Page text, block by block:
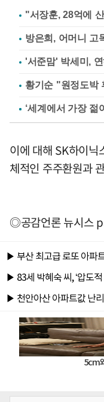
"서장훈, 28억에
방은희, 어머니 고
'서준맘' 박세미,
황기순 "원정도박
이에 대해 SK하이
체적인 주주환원과
◎공감언론 뉴시스